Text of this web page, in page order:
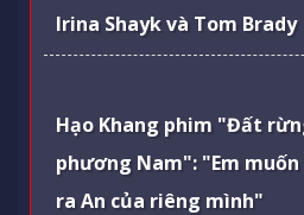
Irina Shayk và Tom Brady
Hạo Khang phim "Đất
phương Nam": "Em
ra An của riêng mình"